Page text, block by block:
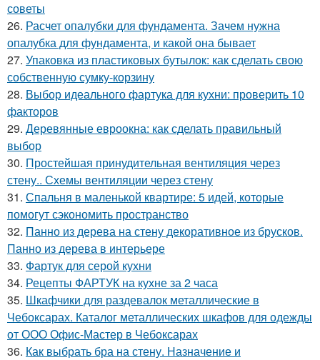
советы
26. Расчет опалубки для фундамента. Зачем нужна
опалубка для фундамента, и какой она бывает
27. Упаковка из пластиковых бутылок: как сделать свою
собственную сумку-корзину
28. Выбор идеального фартука для кухни: проверить 10
факторов
29. Деревянные евроокна: как сделать правильный
выбор
30. Простейшая принудительная вентиляция через
стену.. Схемы вентиляции через стену
31. Спальня в маленькой квартире: 5 идей, которые
помогут сэкономить пространство
32. Панно из дерева на стену декоративное из брусков.
Панно из дерева в интерьере
33. Фартук для серой кухни
34. Рецепты ФАРТУК на кухне за 2 часа
35. Шкафчики для раздевалок металлические в
Чебоксарах. Каталог металлических шкафов для одежды
от ООО Офис-Мастер в Чебоксарах
36. Как выбрать бра на стену. Назначение и